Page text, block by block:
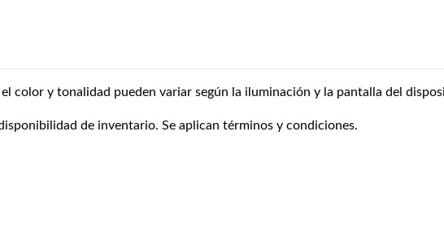
el color y tonalidad pueden variar según la iluminación y la pantalla del
de inventario. Se aplican términos y condiciones.